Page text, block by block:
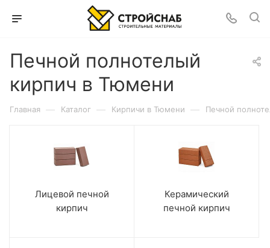
Печной полнотелый
кирпич в Тюмени
Главная — Каталог — Кирпичи в Тюмени — Печной
Лицевой печной
кирпич
Керамический
печной кирпич